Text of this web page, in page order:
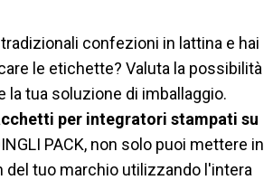
confezioni in lattina e hai
le etichette? Valuta la possibilità
la tua soluzione di imballaggio.
per integratori stampati su
PACK, non solo puoi mettere in
del tuo marchio utilizzando l'intera